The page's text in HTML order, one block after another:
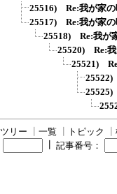
25516) Re:我が家の
25517) Re:我が家の
25518) Re:我が
25520) Re:我
25521)
25522)
25525)
ツリー 一覧 トピック
記事番号：